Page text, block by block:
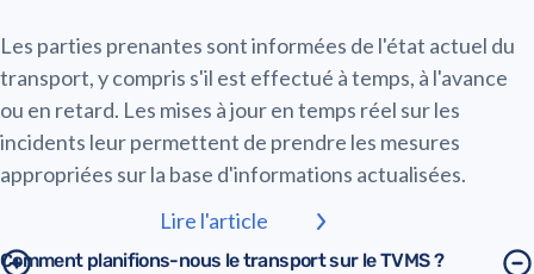
Les parties prenantes sont informées de l'état actuel du
transport, y compris s'il est effectué à temps, à l'avance
ou en retard. Les mises à jour en temps réel sur les
incidents leur permettent de prendre les mesures
appropriées sur la base d'informations actualisées.
Lire l'article
Comment planifions-nous le transport sur le TVMS ?